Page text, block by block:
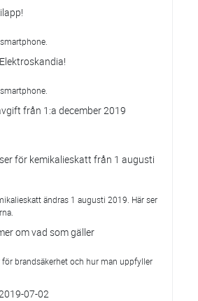
från 1:a december 2019
för kemikalieskatt från 1 augusti
ändras 1 augusti 2019. Här ser
om vad som gäller
brandsäkerhet och hur man uppfyller
07-02